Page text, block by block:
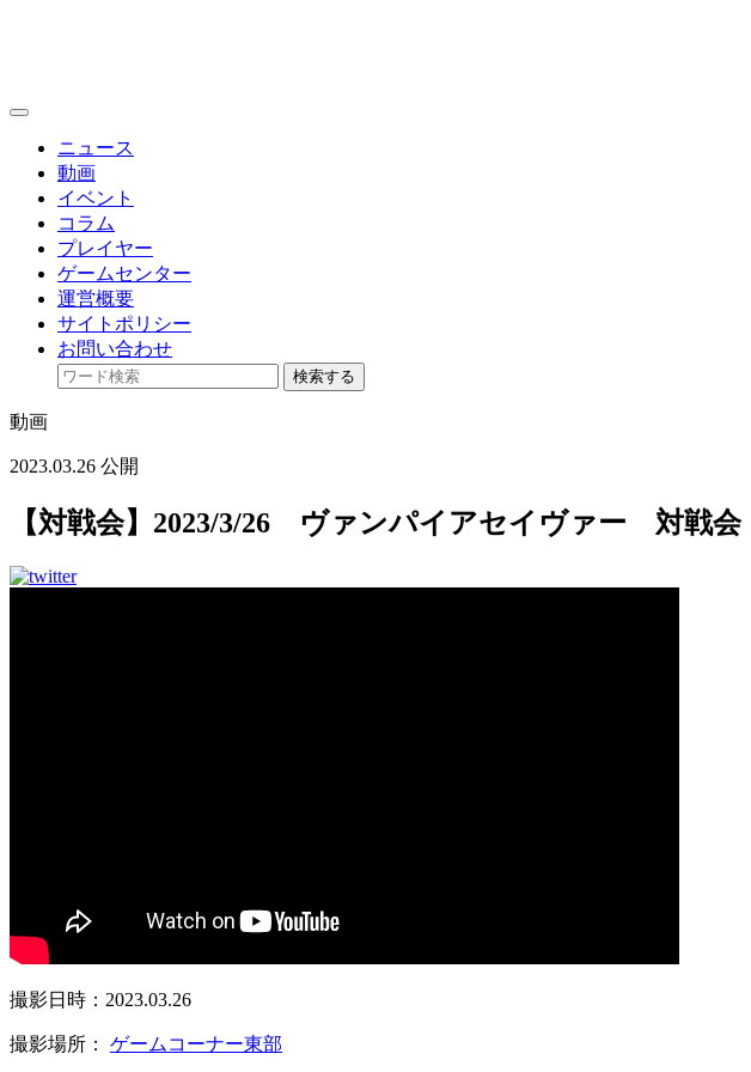
toggle
ニュース
動画
イベント
コラム
プレイヤー
ゲームセンター
運営概要
サイトポリシー
お問い合わせ
検索する
動画
2023.03.26 公開
【対戦会】2023/3/26 ヴァンパイアセイヴァー 対戦会
撮影日時：2023.03.26
撮影場所： ゲームコーナー東部